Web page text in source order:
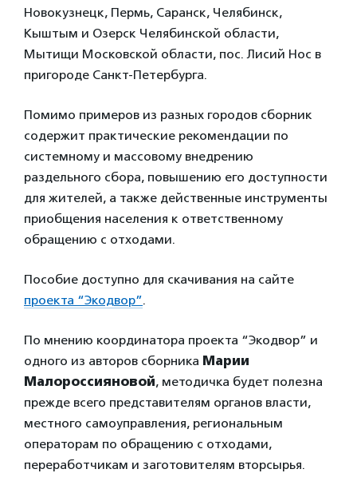
Новокузнецк, Пермь, Саранск, Челябинск,
Кыштым и Озерск Челябинской области,
Мытищи Московской области, пос. Лисий Нос в
пригороде Санкт-Петербурга.
Помимо примеров из разных городов сборник
содержит практические рекомендации по
системному и массовому внедрению
раздельного сбора, повышению его доступности
для жителей, а также действенные инструменты
приобщения населения к ответственному
обращению с отходами.
Пособие доступно для скачивания на сайте
проекта “Экодвор”.
По мнению координатора проекта “Экодвор” и
одного из авторов сборника Марии
Малороссияновой, методичка будет полезна
прежде всего представителям органов власти,
местного самоуправления, региональным
операторам по обращению с отходами,
переработчикам и заготовителям вторсырья.